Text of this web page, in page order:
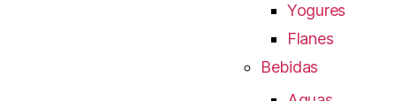
Yogures
Flanes
Bebidas